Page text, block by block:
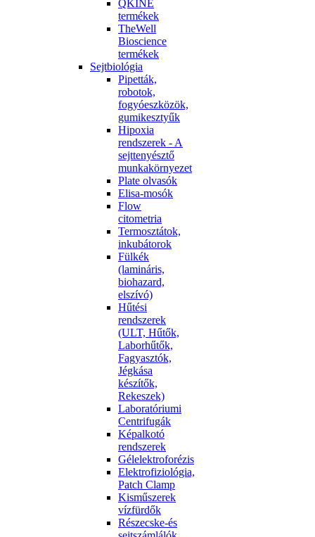
QKINE
termékek
TheWell
Bioscience
termékek
Sejtbiológia
Pipetták,
robotok,
fogyóeszközök,
gumikesztyűk
Hipoxia
rendszerek - A
sejttenyésztő
munkakörnyezet
Plate olvasók
Elisa-mosók
Flow
citometria
Termosztátok,
inkubátorok
Fülkék
(lamináris,
biohazard,
elszívó)
Hűtési
rendszerek
(ULT, Hűtők,
Laborhűtők,
Fagyasztók,
Jégkása
készítők,
Rekeszek)
Laboratóriumi
Centrifugák
Képalkotó
rendszerek
Gélelektroforézis
Elektrofiziológia,
Patch Clamp
Kisműszerek
vízfürdők
Részecske-és